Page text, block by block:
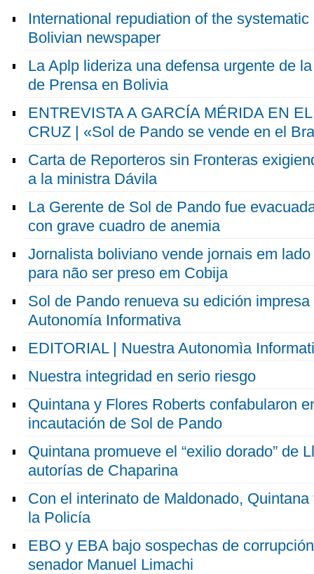
International repudiation of the
Bolivian newspaper
La Aplp lideriza una defensa urgente de
de Prensa en Bolivia
ENTREVISTA A GARCÍA MÉRIDA EN
CRUZ | «Sol de Pando se vende en el
Carta de Reporteros sin Fronteras
a la ministra Dávila
La Gerente de Sol de Pando fue
con grave cuadro de anemia
Jornalista boliviano vende jornais em
para não ser preso em Cobija
Sol de Pando renueva su edición
Autonomía Informativa
EDITORIAL | Nuestra Autonomìa
Nuestra integridad en serio riesgo
Quintana y Flores Roberts confabularon
incautación de Sol de Pando
Quintana promueve el “exilio dorado” de
autorías de Chaparina
Con el interinato de Maldonado,
la Policía
EBO y EBA bajo sospechas de
senador Manuel Limachi